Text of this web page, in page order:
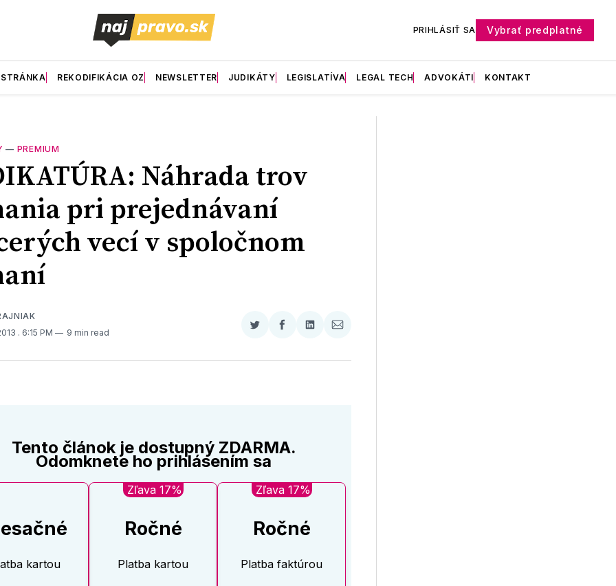
PRIHLÁSIŤ SA Vybrať predplatné
REKODIFIKÁCIA OZ NEWSLETTER JUDIKÁTY LEGISLATÍVA LEGAL TECH ADVOKÁTI KONTAKT
— PREMIUM
Náhrada trov
pri prejednávaní
vecí v spoločnom
. 6:15 PM 9 min read
Zdieľať
Twitter
Zdieľať
Facebooku
Zdieľať
LinkedIne
Zdieľať
E-
Tento článok je dostupný ZDARMA.
Odomknete ho prihlásením sa
kartou
Zľava 17%
Ročné
Platba kartou
Zľava 17%
Ročné
Platba faktúrou